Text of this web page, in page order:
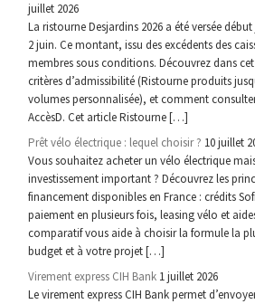
juillet 2026
La ristourne Desjardins 2026 a été versée
2 juin. Ce montant, issu des excédents des
membres sous conditions. Découvrez dans
critères d’admissibilité (Ristourne produits
volumes personnalisée), et comment
AccèsD. Cet article Ristourne […]
Prêt vélo électrique : lequel choisir ? 10 juillet
Vous souhaitez acheter un vélo électrique
investissement important ? Découvrez les
financement disponibles en France : crédits
paiement en plusieurs fois, leasing vélo et
comparatif vous aide à choisir la formule la
budget et à votre projet […]
Virement express CIH Bank 1 juillet 2026
Le virement express CIH Bank permet